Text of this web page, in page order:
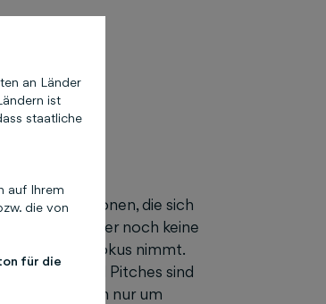
an alle Personen, die sich
da es bisher noch keine
in den Fokus nimmt.
Sessions und Pitches sind
geplant. „Sich nur um
an Länder
ist
staatliche
auf Ihrem
die von
für die